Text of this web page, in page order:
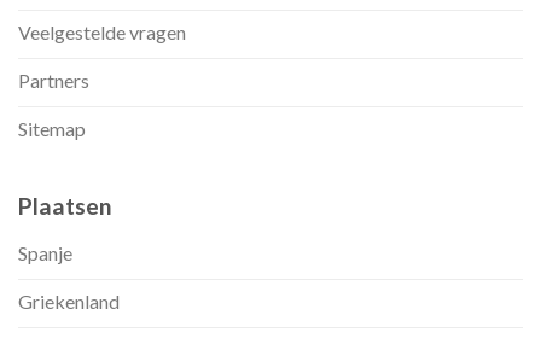
Veelgestelde vragen
Partners
Sitemap
Plaatsen
Spanje
Griekenland